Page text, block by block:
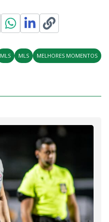
MLS MLS MELHORES MOMENTOS